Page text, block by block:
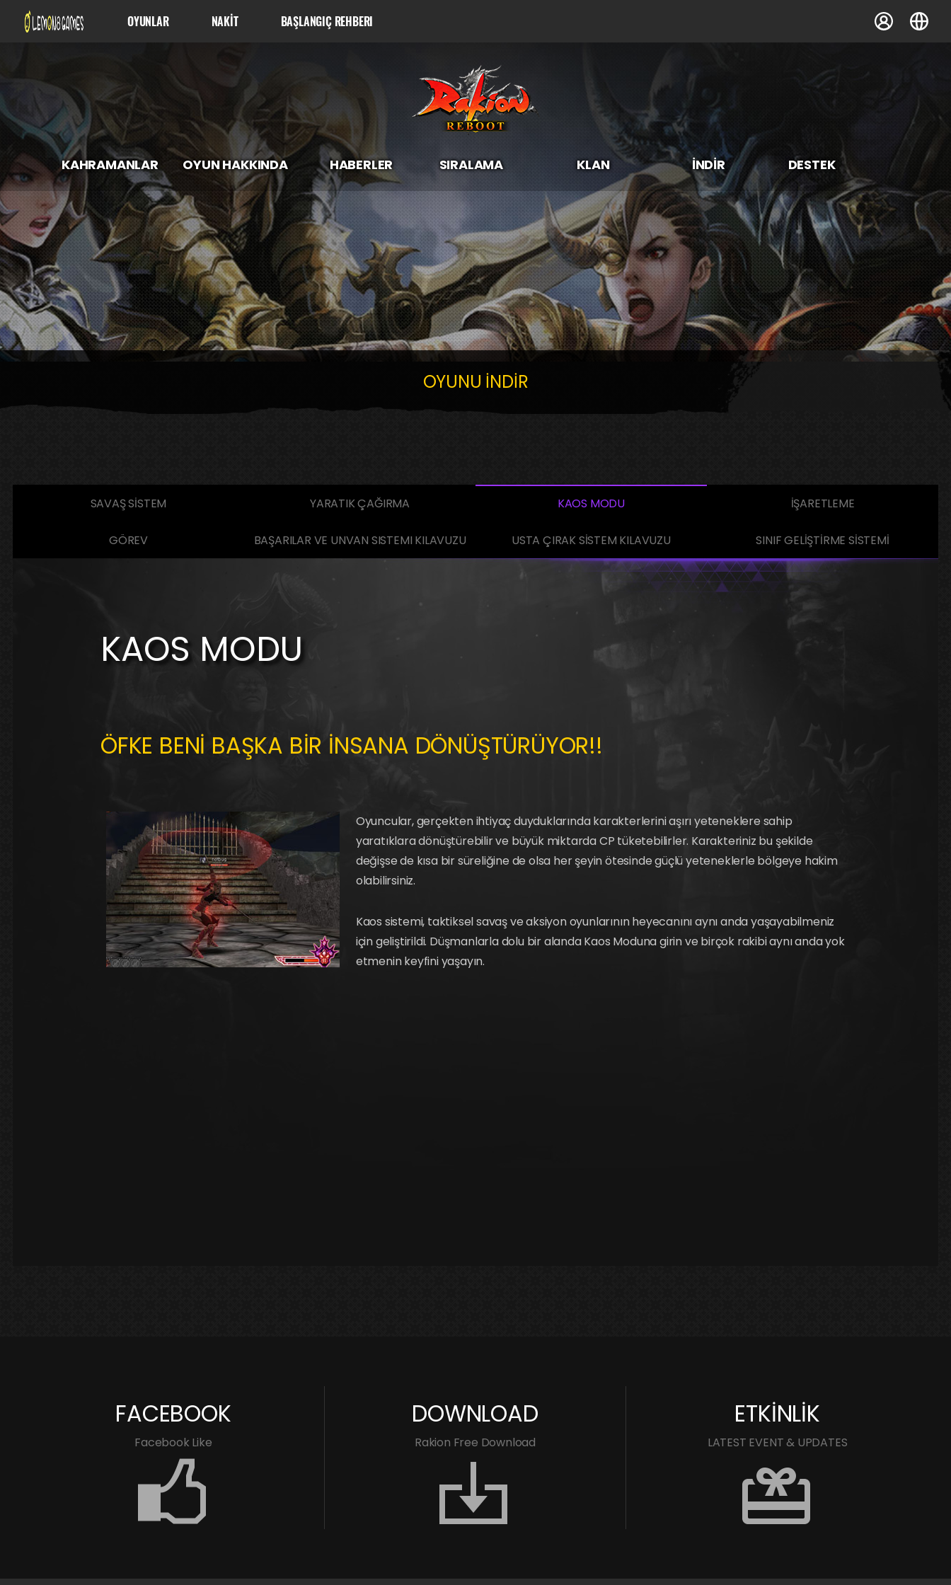
OYUNLAR NAKİT BAŞLANGIÇ REHBERI
KAHRAMANLAR OYUN HAKKINDA HABERLER SIRALAMA KLAN İNDİR DESTEK
OYUNU İNDİR
SAVAŞ SİSTEM YARATIK ÇAĞIRMA KAOS MODU İŞARETLEME
GÖREV BAŞARILAR VE UNVAN SISTEMI KILAVUZU USTA ÇIRAK SİSTEM KILAVUZU SINIF GELİŞTİRME SİSTEMİ
KAOS MODU
ÖFKE BENİ BAŞKA BİR İNSANA DÖNÜŞTÜRÜYOR!!
Oyuncular, gerçekten ihtiyaç duyduklarında karakterlerini aşırı yeteneklere sahip
yaratıklara dönüştürebilir ve büyük miktarda CP tüketebilirler. Karakteriniz bu şekilde
değişse de kısa bir süreliğine de olsa her şeyin ötesinde güçlü yeteneklerle bölgeye hakim
olabilirsiniz.
Kaos sistemi, taktiksel savaş ve aksiyon oyunlarının heyecanını aynı anda yaşayabilmeniz
için geliştirildi. Düşmanlarla dolu bir alanda Kaos Moduna girin ve birçok rakibi aynı anda yok
etmenin keyfini yaşayın.
FACEBOOK
Facebook Like
DOWNLOAD
Rakion Free Download
ETKİNLİK
LATEST EVENT & UPDATES